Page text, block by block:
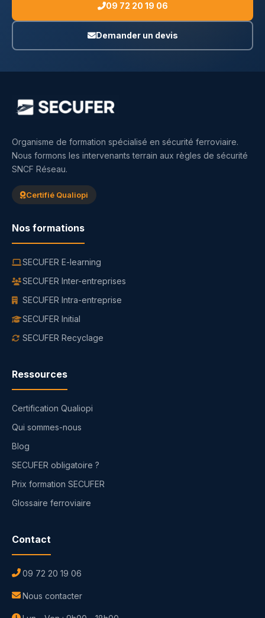
09 72 20 19 06
Demander un devis
Organisme de formation spécialisé en sécurité ferroviaire.
Nous formons les intervenants terrain aux règles de sécurité
SNCF Réseau.
Certifié Qualiopi
Nos formations
SECUFER E-learning
SECUFER Inter-entreprises
SECUFER Intra-entreprise
SECUFER Initial
SECUFER Recyclage
Ressources
Certification Qualiopi
Qui sommes-nous
Blog
SECUFER obligatoire ?
Prix formation SECUFER
Glossaire ferroviaire
Contact
09 72 20 19 06
Nous contacter